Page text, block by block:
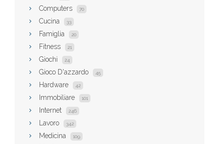
Computers 70
Cucina 33
Famiglia 20
Fitness 21
Giochi 24
Gioco D'azzardo 45
Hardware 42
Immobiliare 101
Internet 246
Lavoro 342
Medicina 109